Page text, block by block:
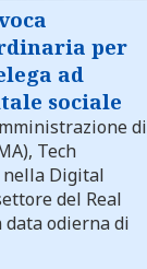
per
ad
sociale
di
Tech
nella Digital
del Real
odierna di